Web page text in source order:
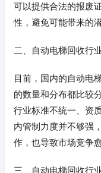
可以提供合法的报废
性，避免可能带来的
二、自动电梯回收行
目前，国内的自动电
的数量和分布都比较
行业标准不统一、资
内管制力度并不够强
作，也导致市场竞争
三、自动电梯回收行